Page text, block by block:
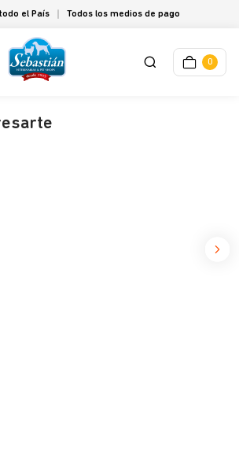
el País Todos los medios de pago
0